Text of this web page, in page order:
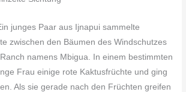
junges Paar aus Ijnapui sammelte
zwischen den Bäumen des Windschutzes
namens Mbigua. In einem bestimmten
Frau einige rote Kaktusfrüchte und ging
Als sie gerade nach den Früchten greifen